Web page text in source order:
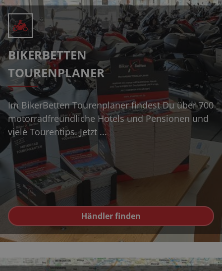
BIKERBETTEN
TOURENPLANER
Im BikerBetten Tourenplaner findest Du über 700
motorradfreundliche Hotels und Pensionen und
viele Tourentips. Jetzt ...
Händler finden